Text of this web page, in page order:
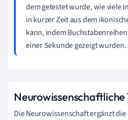
dem getestet wurde, wie viele
in kurzer Zeit aus dem
kann, indem
einer Sekunde gezeigt wurden.
Neurowissenschaftliche
Die Neurowissenschaft ergänzt